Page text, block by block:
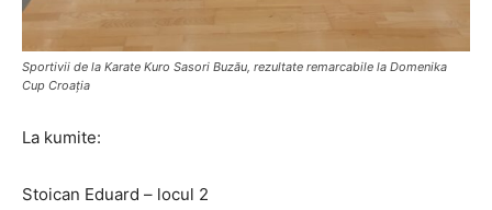
Sportivii de la Karate Kuro Sasori Buzău, rezultate remarcabile la Domenika
Cup Croația
La kumite:
Stoican Eduard – locul 2